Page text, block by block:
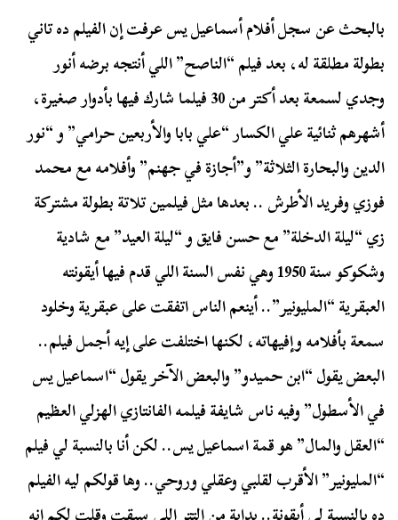
بالبحث عن سجل أفلام أسماعيل يس عرفت إن الفيلم ده تاني
بطولة مطلقة له، بعد فيلم “الناصح” اللي أنتجه برضه أنور
وجدي لسمعة بعد أكتر من 30 فيلما شارك فيها بأدوار صغيرة،
أشهرهم ثنائية علي الكسار “علي بابا والأربعين حرامي” و “نور
الدين والبحارة الثلاثة” و”أجازة في جهنم” وأفلامه مع محمد
فوزي وفريد الأطرش .. بعدها مثل فيلمين تلاتة بطولة مشتركة
زي “ليلة الدخلة” مع حسن فايق و “ليلة العيد” مع شادية
وشكوكو سنة 1950 وهي نفس السنة اللي قدم فيها أيقونته
العبقرية “المليونير”.. أينعم الناس اتفقت على عبقرية وخلود
سمعة بأفلامه وإفيهاته، لكنها اختلفت على إيه أجمل فيلم..
البعض يقول “ابن حميدو” والبعض الآخر يقول “اسماعيل يس
في الأسطول” وفيه ناس شايفة فيلمه الفانتازي الهزلي العظيم
“العقل والمال” هو قمة اسماعيل يس.. لكن أنا بالنسبة لي فيلم
“المليونير” الأقرب لقلبي وعقلي وروحي.. وها قولكم ليه الفيلم